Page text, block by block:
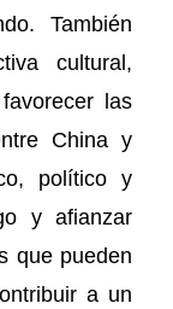
También
cultural,
las
China y
político y
y afianzar
que pueden
a un